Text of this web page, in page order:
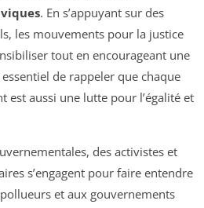
. En s’appuyant sur des
les mouvements pour la justice
tout en encourageant une
de rappeler que chaque
est aussi une lutte pour l’égalité et
des activistes et
s’engagent pour faire entendre
et aux gouvernements